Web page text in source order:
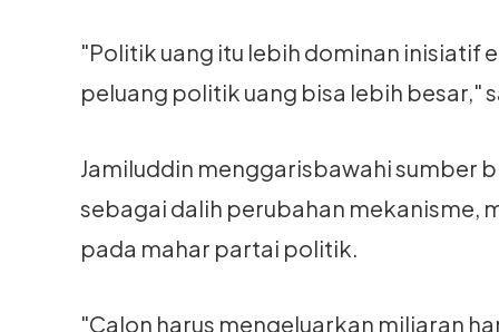
"Politik uang itu lebih dominan inisiatif
peluang politik uang bisa lebih besar,"
Jamiluddin menggarisbawahi sumber
sebagai dalih perubahan mekanisme,
pada mahar partai politik.
"Calon harus mengeluarkan miliaran